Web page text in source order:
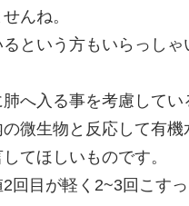
んね。
という方もいらっしゃ
へ入る事を考慮してい
微生物と反応して有
てほしいものです。
回目が軽く2~3回こす